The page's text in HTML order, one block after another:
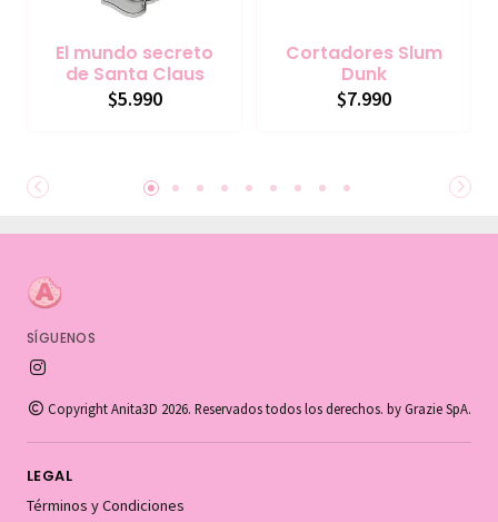
El mundo secreto
de Santa Claus
$5.990
Cortadores Slum
Dunk
$7.990
SÍGUENOS
Copyright Anita3D 2026. Reservados todos los derechos. by Grazie SpA.
LEGAL
Términos y Condiciones